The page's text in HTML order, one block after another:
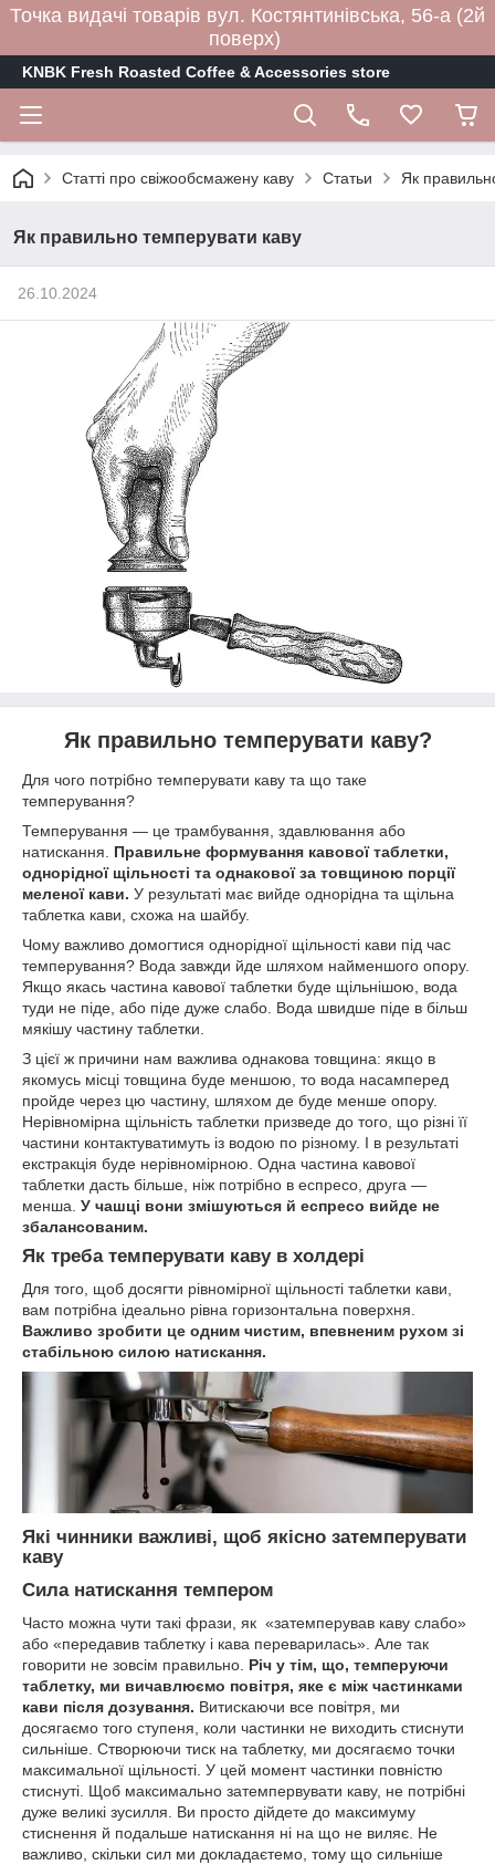
Точка видачі товарів вул. Костянтинівська, 56-а (2й
поверх)
KNBK Fresh Roasted Coffee & Accessories store
Статті про свіжообсмажену каву Статьи Як
Як правильно темперувати каву
26.10.2024
Як правильно темперувати каву?
Для чого потрібно темперувати каву та що таке
темперування?
Темперування — це трамбування, здавлювання або
натискання. Правильне формування кавової таблетки,
однорідної щільності та однакової за товщиною порції
меленої кави. У результаті має вийде однорідна та щільна
таблетка кави, схожа на шайбу.
Чому важливо домогтися однорідної щільності кави під час
темперування? Вода завжди йде шляхом найменшого опору.
Якщо якась частина кавової таблетки буде щільнішою, вода
туди не піде, або піде дуже слабо. Вода швидше піде в більш
мякішу частину таблетки.
З цієї ж причини нам важлива однакова товщина: якщо в
якомусь місці товщина буде меншою, то вода насамперед
пройде через цю частину, шляхом де буде менше опору.
Нерівномірна щільність таблетки призведе до того, що різні її
частини контактуватимуть із водою по різному. І в результаті
екстракція буде нерівномірною. Одна частина кавової
таблетки дасть більше, ніж потрібно в еспресо, друга —
менша. У чашці вони змішуються й еспресо вийде не
збалансованим.
Як треба темперувати каву в холдері
Для того, щоб досягти рівномірної щільності таблетки кави,
вам потрібна ідеально рівна горизонтальна поверхня.
Важливо зробити це одним чистим, впевненим рухом зі
стабільною силою натискання.
Які чинники важливі, щоб якісно затемперувати
каву
Сила натискання темпером
Часто можна чути такі фрази, як «затемперував каву слабо»
або «передавив таблетку і кава переварилась». Але так
говорити не зовсім правильно. Річ у тім, що, темперуючи
таблетку, ми вичавлюємо повітря, яке є між частинками
кави після дозування. Витискаючи все повітря, ми
досягаємо того ступеня, коли частинки не виходить стиснути
сильніше. Створюючи тиск на таблетку, ми досягаємо точки
максимальної щільності. У цей момент частинки повністю
стиснуті. Щоб максимально затемпервувати каву, не потрібні
дуже великі зусилля. Ви просто дійдете до максимуму
стиснення й подальше натискання ні на що не виляє. Не
важливо, скільки сил ми докладаєтемо, тому що сильніше